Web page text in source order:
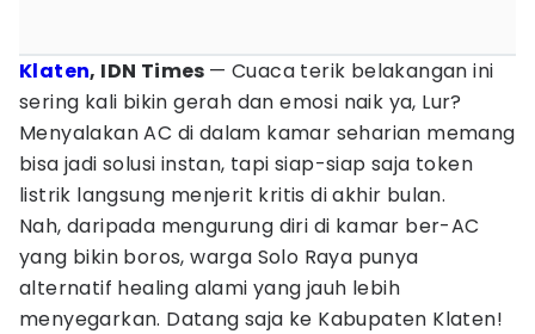
Klaten, IDN Times — Cuaca terik belakangan ini
sering kali bikin gerah dan emosi naik ya, Lur?
Menyalakan AC di dalam kamar seharian memang
bisa jadi solusi instan, tapi siap-siap saja token
listrik langsung menjerit kritis di akhir bulan.
Nah, daripada mengurung diri di kamar ber-AC
yang bikin boros, warga Solo Raya punya
alternatif healing alami yang jauh lebih
menyegarkan. Datang saja ke Kabupaten Klaten!